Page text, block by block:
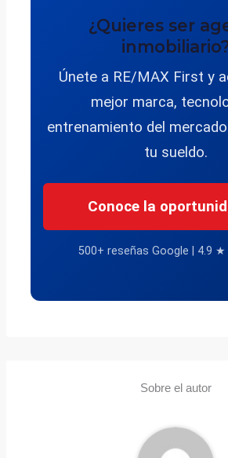
¿Quieres ser
Únete a RE/MAX First y
mejor marca,
entrenamiento del
tu sueldo.
Conoce la
500+ reseñas Google | 4.9
Sobre el autor